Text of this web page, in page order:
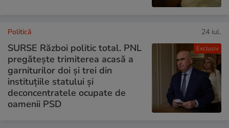
Exclusiv
Politică 24 iul.
SURSE Război politic total. PNL
pregătește trimiterea acasă a
garniturilor doi și trei din
instituțiile statului și
deconcentratele ocupate de
oamenii PSD